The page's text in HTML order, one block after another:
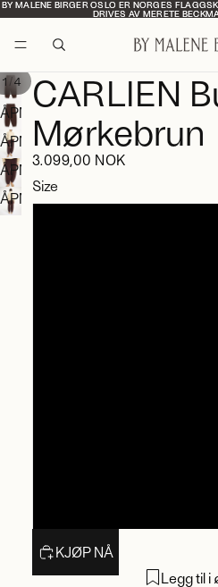
BY MALENE BIRGER OSLO ER NORGES
DRIVES AV MERETE
BY MALENE BIRGER OSLO ER NORGES
DRIVES AV MERETE
1 /4
ÅPNE
BILDET
I
FULLSKJERM
ÅPNE
BILDET
I
FULLSKJERM
ÅPNE
BILDET
I
ÅPNE
BILDET
CARLIEN
Mørkebrun
3.099,00 NOK
Size
KJØP NÅ
Legg til i